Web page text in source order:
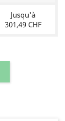
Jusqu'à
301,49 CHF